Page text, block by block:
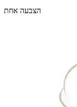
הצבעה אחת